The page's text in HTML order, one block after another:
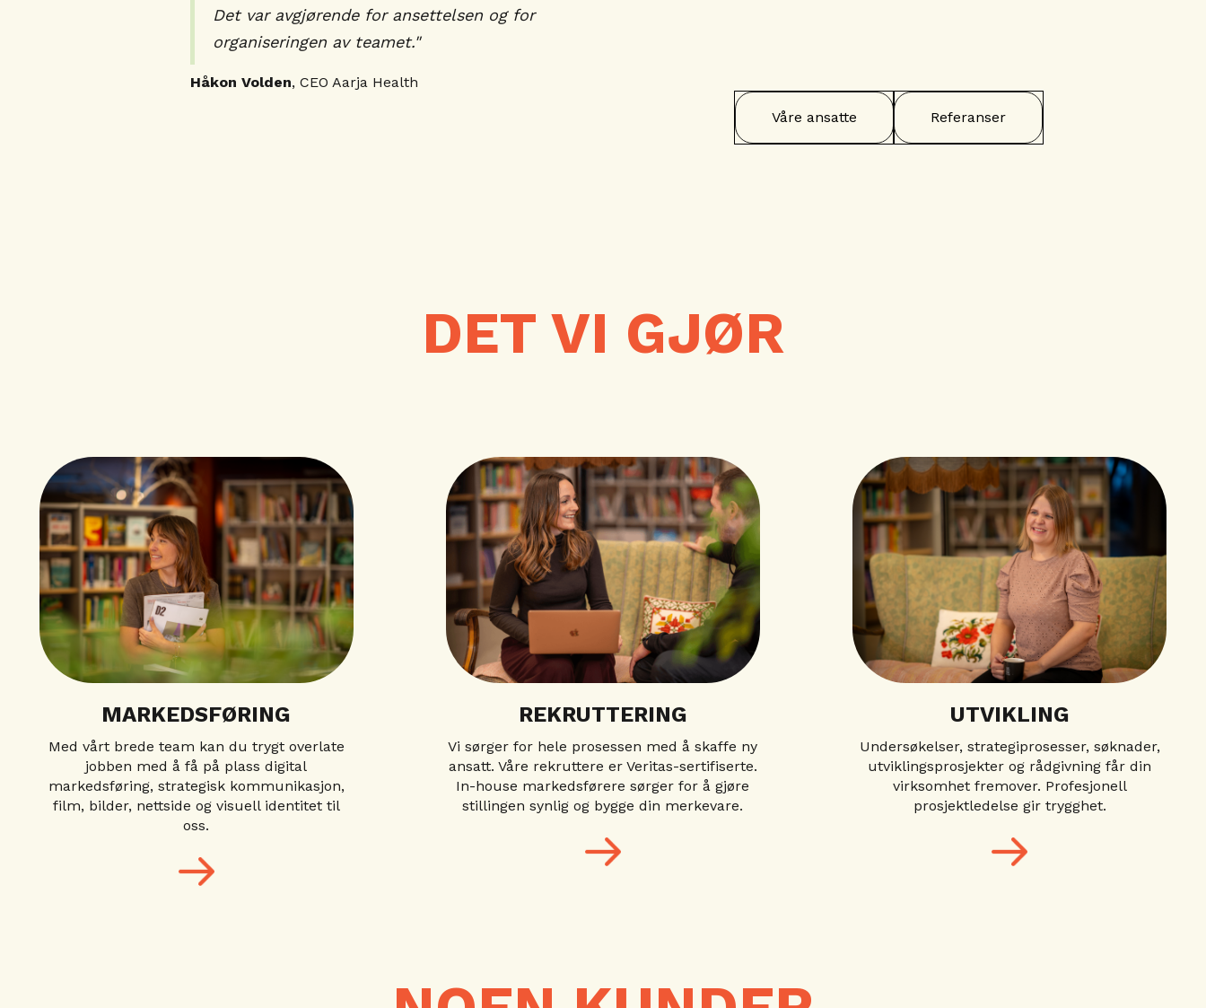
Det var avgjørende for ansettelsen og for
organiseringen av teamet."
Håkon Volden, CEO Aarja Health
Våre ansatte Referanser
DET VI GJØR
MARKEDSFØRING
Med vårt brede team kan du trygt overlate
jobben med å få på plass digital
markedsføring, strategisk kommunikasjon,
film, bilder, nettside og visuell identitet til
oss.
REKRUTTERING
Vi sørger for hele prosessen med å skaffe ny
ansatt. Våre rekruttere er Veritas-sertifiserte.
In-house markedsførere sørger for å gjøre
stillingen synlig og bygge din merkevare.
UTVIKLING
Undersøkelser, strategiprosesser, søknader,
utviklingsprosjekter og rådgivning får din
virksomhet fremover. Profesjonell
prosjektledelse gir trygghet.